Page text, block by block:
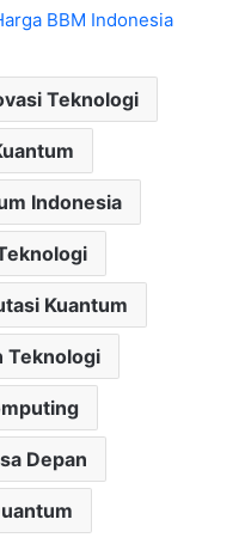
BBM Indonesia
Teknologi
Indonesia
Kuantum
Teknologi
Depan